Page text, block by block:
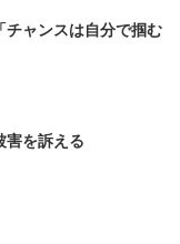
チャンスは自分で掴む
害を訴える